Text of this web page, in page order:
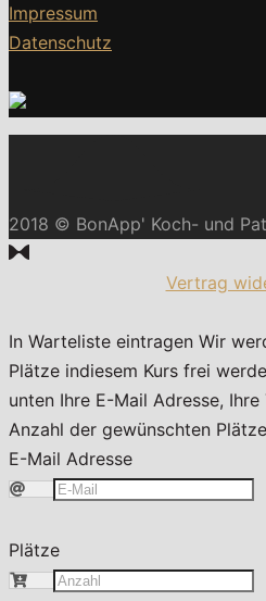
Impressum
Datenschutz
2018 © BonApp' Koch- und
Vertrag
In Warteliste eintragen Wir
Plätze indiesem Kurs frei
unten Ihre E-Mail Adresse,
Anzahl der gewünschten
E-Mail Adresse
Plätze